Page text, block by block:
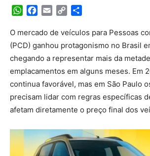
WhatsApp
Facebook
Email Copy
O mercado de veículos para Pessoas
(PCD) ganhou protagonismo no Brasil
chegando a representar mais da
emplacamentos em alguns meses. Em
continua favorável, mas em São Paulo
precisam lidar com regras específicas
afetam diretamente o preço final dos